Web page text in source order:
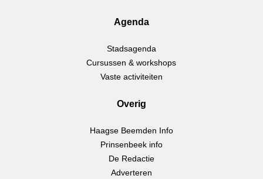
Agenda
Stadsagenda
Cursussen & workshops
Vaste activiteiten
Overig
Haagse Beemden Info
Prinsenbeek info
De Redactie
Adverteren